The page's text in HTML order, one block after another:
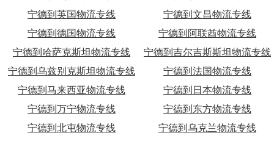
宁德到英国物流专线
宁德到文昌物流专线
宁德到德国物流专线
宁德到阿联酋物流专线
宁德到哈萨克斯坦物流专线
宁德到吉尔吉斯斯坦物流专线
宁德到乌兹别克斯坦物流专线
宁德到法国物流专线
宁德到马来西亚物流专线
宁德到日本物流专线
宁德到万宁物流专线
宁德到东方物流专线
宁德到北屯物流专线
宁德到乌克兰物流专线